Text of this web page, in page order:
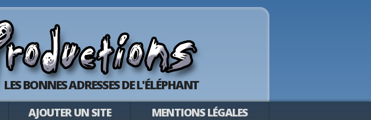
LES BONNES ADRESSES DE L'ÉLÉPHANT
AJOUTER UN SITE MENTIONS LÉGALES